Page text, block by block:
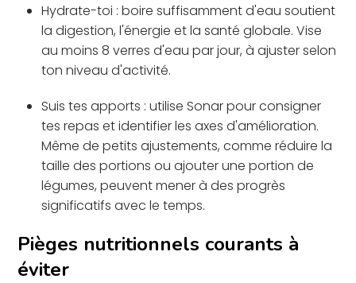
Hydrate-toi : boire suffisamment d'eau soutient
la digestion, l'énergie et la santé globale. Vise
au moins 8 verres d'eau par jour, à ajuster selon
ton niveau d'activité.
Suis tes apports : utilise Sonar pour consigner
tes repas et identifier les axes d'amélioration.
Même de petits ajustements, comme réduire la
taille des portions ou ajouter une portion de
légumes, peuvent mener à des progrès
significatifs avec le temps.
Pièges nutritionnels courants à
éviter